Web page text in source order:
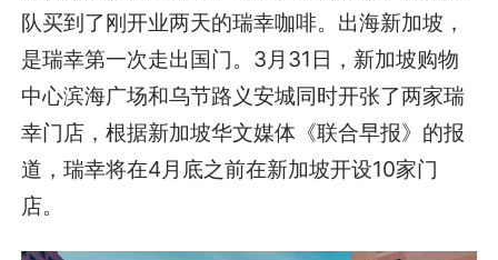
队买到了刚开业两天的瑞幸咖啡。出海新加坡，
是瑞幸第一次走出国门。3月31日，新加坡购物
中心滨海广场和乌节路义安城同时开张了两家瑞
幸门店，根据新加坡华文媒体《联合早报》的报
道，瑞幸将在4月底之前在新加坡开设10家门
店。